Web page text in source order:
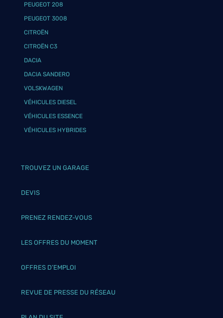
PEUGEOT 208
PEUGEOT 3008
CITROËN
CITROËN C3
DACIA
DACIA SANDERO
VOLSKWAGEN
VÉHICULES DIESEL
VÉHICULES ESSENCE
VÉHICULES HYBRIDES
TROUVEZ UN GARAGE
DEVIS
PRENEZ RENDEZ-VOUS
LES OFFRES DU MOMENT
OFFRES D’EMPLOI
REVUE DE PRESSE DU RÉSEAU